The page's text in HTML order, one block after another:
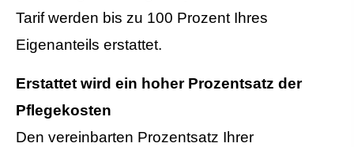
Tarif werden bis zu 100 Prozent Ihres
Eigenanteils erstattet.
Erstattet wird ein hoher Prozentsatz der
Pflegekosten
Den vereinbarten Prozentsatz Ihrer